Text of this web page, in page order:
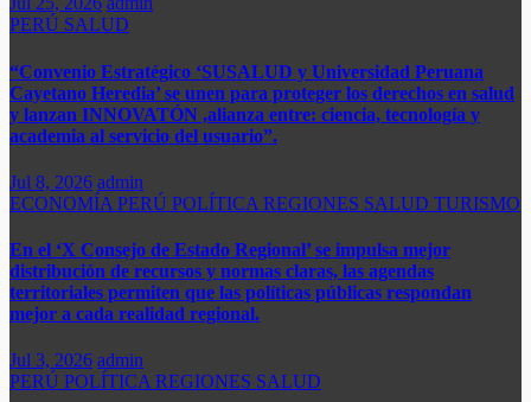
PERÚ SALUD
“Convenio Estratégico ‘SUSALUD y Universidad Peruana
Cayetano Heredia’ se unen para proteger los derechos en salud
y lanzan INNOVATÓN ,alianza entre: ​ciencia, tecnología y
academia al servicio del usuario”.
Jul 8, 2026 admin
ECONOMÍA PERÚ POLÍTICA REGIONES SALUD TURISMO
En el ‘X Consejo de Estado Regional’ se impulsa mejor
distribución de recursos y normas claras, las agendas
territoriales permiten que las políticas públicas respondan
mejor a cada realidad regional.
Jul 3, 2026 admin
PERÚ POLÍTICA REGIONES SALUD